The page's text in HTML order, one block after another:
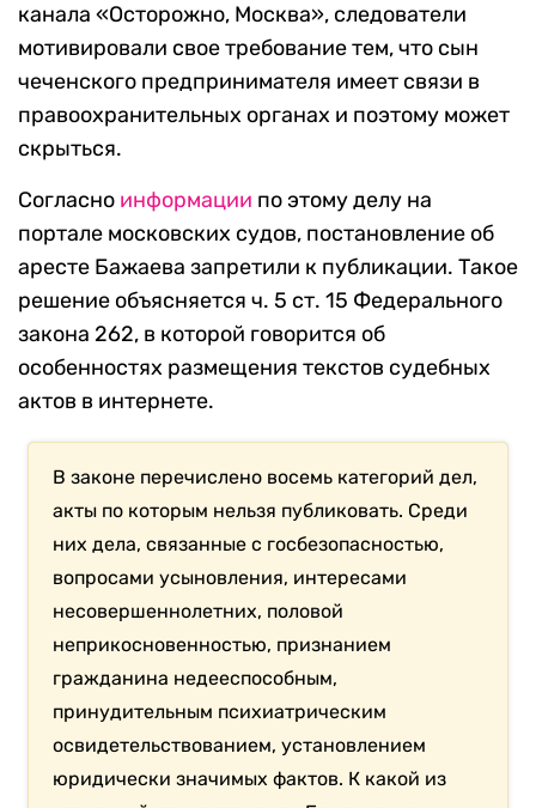
канала «Осторожно, Москва», следователи
мотивировали свое требование тем, что сын
чеченского предпринимателя имеет связи в
правоохранительных органах и поэтому может
скрыться.
Согласно информации по этому делу на
портале московских судов, постановление об
аресте Бажаева запретили к публикации. Такое
решение объясняется ч. 5 ст. 15 Федерального
закона 262, в которой говорится об
особенностях размещения текстов судебных
актов в интернете.
В законе перечислено восемь категорий дел,
акты по которым нельзя публиковать. Среди
них дела, связанные с госбезопасностью,
вопросами усыновления, интересами
несовершеннолетних, половой
неприкосновенностью, признанием
гражданина недееспособным,
принудительным психиатрическим
освидетельствованием, установлением
юридически значимых фактов. К какой из